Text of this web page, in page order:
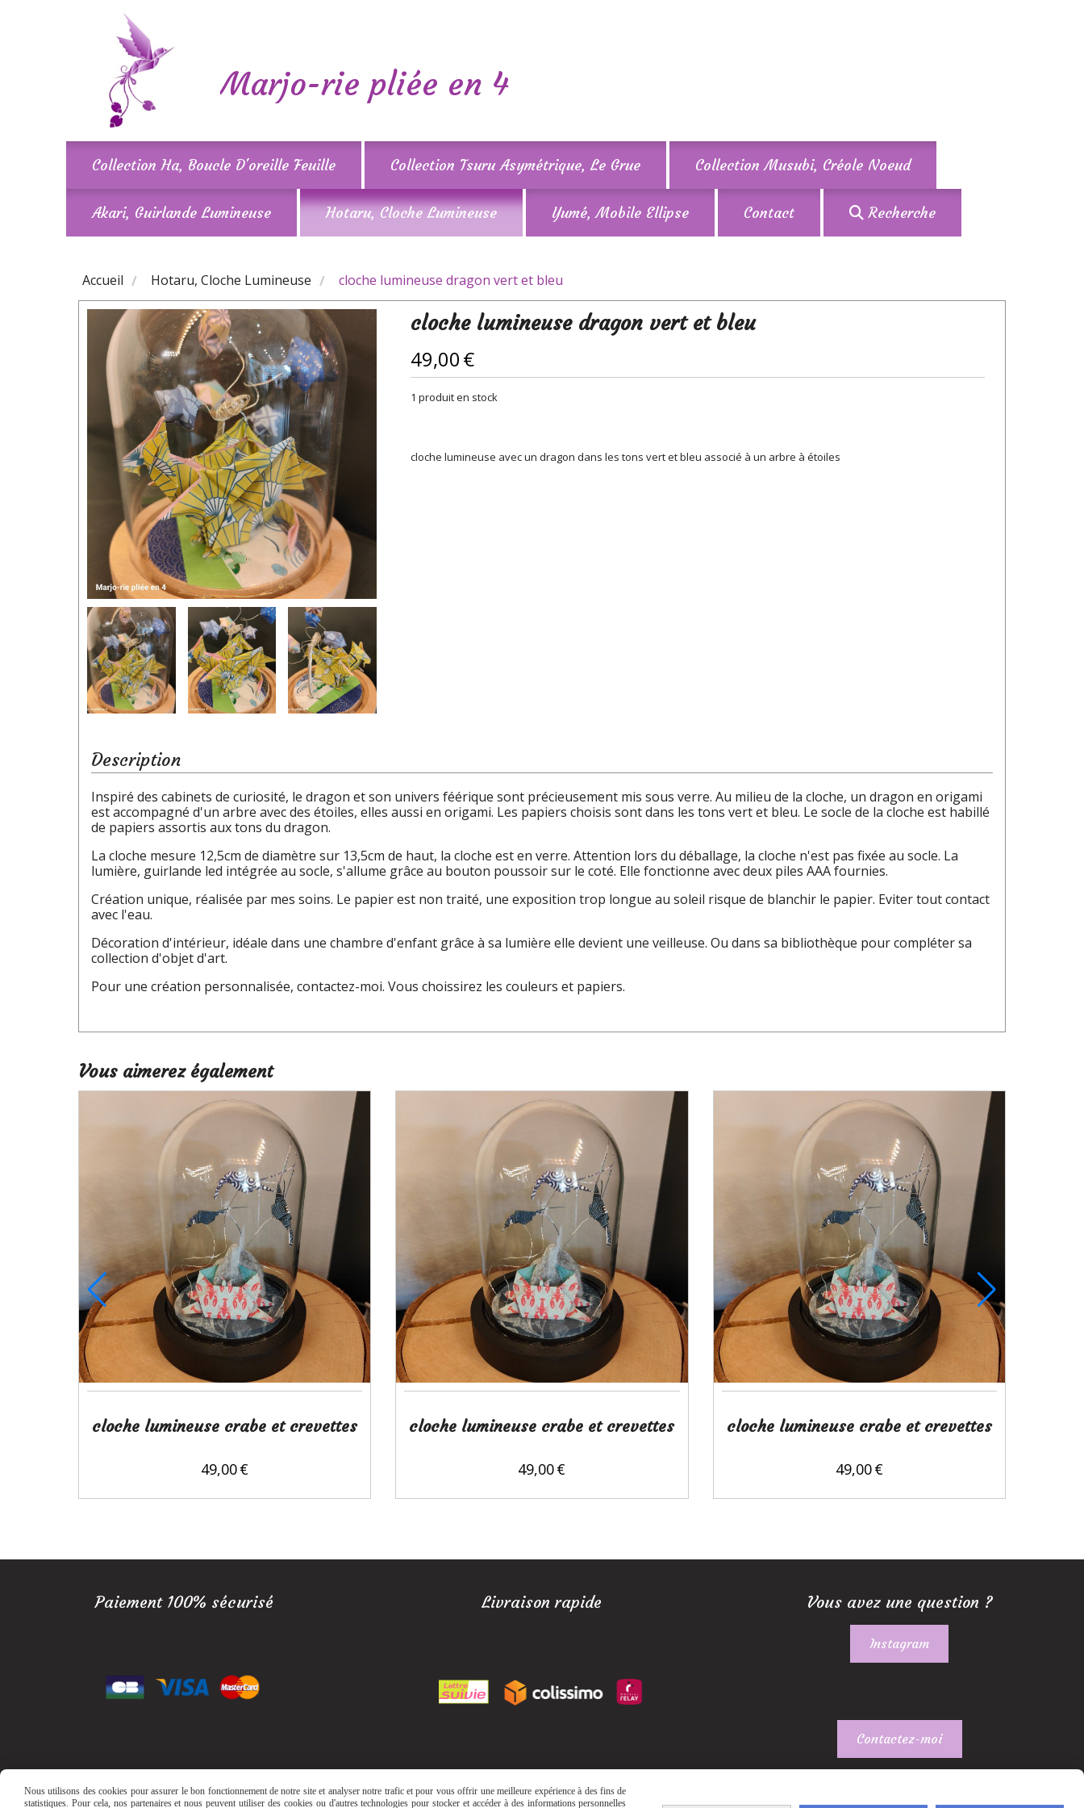
Marjo-rie pliée en 4
Collection Ha, Boucle D'oreille Feuille Collection Tsuru Asymétrique, Le Grue Collection Musubi, Créole Noeud
Akari, Guirlande Lumineuse Hotaru, Cloche Lumineuse Yumé, Mobile Ellipse Contact Recherche
Accueil Hotaru, Cloche Lumineuse cloche lumineuse dragon vert et bleu
cloche lumineuse dragon vert et bleu
49,00€
1 produit en stock
cloche lumineuse avec un dragon dans les tons vert et bleu associé à un arbre à étoiles
Description
Inspiré des cabinets de curiosité, le dragon et son univers féérique sont précieusement mis sous verre. Au milieu de la cloche, un dragon en origami
est accompagné d'un arbre avec des étoiles, elles aussi en origami. Les papiers choisis sont dans les tons vert et bleu. Le socle de la cloche est habillé
de papiers assortis aux tons du dragon.
La cloche mesure 12,5cm de diamètre sur 13,5cm de haut, la cloche est en verre. Attention lors du déballage, la cloche n'est pas fixée au socle. La
lumière, guirlande led intégrée au socle, s'allume grâce au bouton poussoir sur le coté. Elle fonctionne avec deux piles AAA fournies.
Création unique, réalisée par mes soins. Le papier est non traité, une exposition trop longue au soleil risque de blanchir le papier. Eviter tout contact
avec l'eau.
Décoration d'intérieur, idéale dans une chambre d'enfant grâce à sa lumière elle devient une veilleuse. Ou dans sa bibliothèque pour compléter sa
collection d'objet d'art.
Pour une création personnalisée, contactez-moi. Vous choissirez les couleurs et papiers.
Vous aimerez également
cloche lumineuse crabe et crevettes
49,00€
cloche lumineuse crabe et crevettes
49,00€
cloche lumineuse crabe et crevettes
49,00€
Paiement 100% sécurisé Livraison rapide Vous avez une question ?
Instagram
Contactez-moi
Nous utilisons des cookies pour assurer le bon fonctionnement de notre site et analyser notre trafic et pour vous offrir une meilleure expérience à des fins de
statistiques. Pour cela, nos partenaires et nous peuvent utiliser des cookies ou d'autres technologies pour stocker et accéder à des informations personnelles